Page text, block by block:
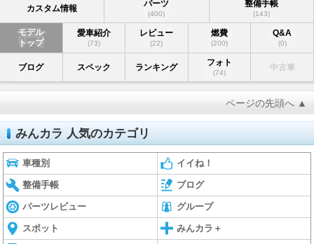
カスタム情報 パーツ
(400)
整備手帳
(143)
モデル
トップ
愛車紹介
(73)
レビュー
(22)
燃費
(200)
Q&A
(0)
ブログ スペック ランキング フォト
(74)
中古車
ページの先頭へ ▲
みんカラ 人気のカテゴリ
車種別 イイね！
整備手帳 ブログ
パーツレビュー グループ
スポット みんカラ＋